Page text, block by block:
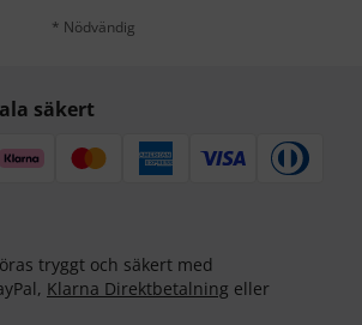
* Nödvändig
säkert
tryggt och säkert med
Klarna Direktbetalning eller